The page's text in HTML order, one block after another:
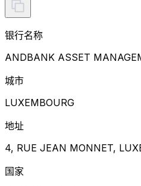
银行名称
ANDBANK ASSET
城市
LUXEMBOURG
地址
4, RUE JEAN MONNET,
国家